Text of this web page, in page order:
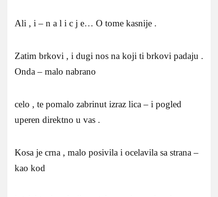
Ali , i – n a l i c j e… O tome kasnije .
Zatim brkovi , i dugi nos na koji ti brkovi padaju .
Onda – malo nabrano
celo , te pomalo zabrinut izraz lica – i pogled
uperen direktno u vas .
Kosa je crna , malo posivila i ocelavila sa strana –
kao kod